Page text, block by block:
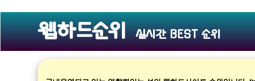
웹하드순위 실시간 BEST 순위